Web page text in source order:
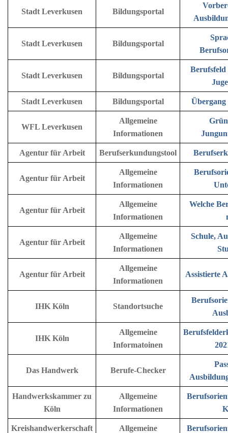
Stadt Leverkusen Bildungsportal
Stadt Leverkusen Bildungsportal
Stadt Leverkusen Bildungsportal
Stadt Leverkusen Bildungsportal Übergang
WFL Leverkusen
Allgemeine
Informationen
Agentur für Arbeit Berufserkundungstool
Agentur für Arbeit
Allgemeine
Informationen
Agentur für Arbeit
Allgemeine
Informationen
Welche
Agentur für Arbeit
Allgemeine
Informationen
Schule,
Agentur für Arbeit
Allgemeine
Informationen
Assistierte
IHK Köln Standortsuche
IHK Köln
Allgemeine
Informatoinen
Das Handwerk Berufe-Checker
Handwerkskammer zu
Köln
Allgemeine
Informationen
Kreishandwerkerschaft
Allgemeine